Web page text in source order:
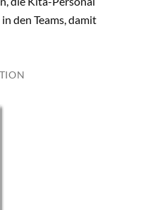
den Teams, damit